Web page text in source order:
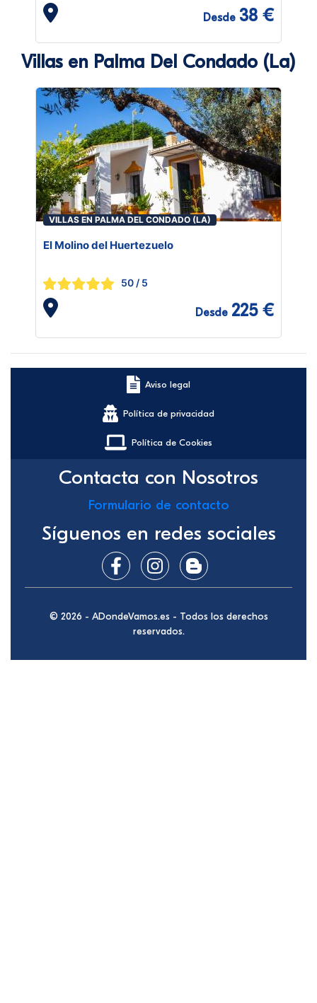
Desde 38 €
Villas en Palma Del Condado (La)
VILLAS EN PALMA DEL CONDADO (LA)
El Molino del Huertezuelo
50 / 5
Desde 225 €
Aviso legal
Política de privacidad
Política de Cookies
Contacta con Nosotros
Formulario de contacto
Síguenos en redes sociales
© 2026 - ADondeVamos.es - Todos los derechos
reservados.